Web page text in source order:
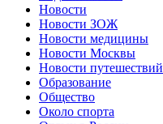
Новости
Новости ЗОЖ
Новости медицины
Новости Москвы
Новости путешествий
Образование
Общество
Около спорта